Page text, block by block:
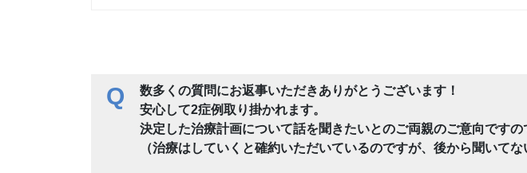
Q
数多くの質問にお返事いただきありがとうございます！
安心して2症例取り掛かれます。
決定した治療計画について話を聞きたいとのご両親のご意向です
（治療はしていくと確約いただいているのですが、後から聞いて